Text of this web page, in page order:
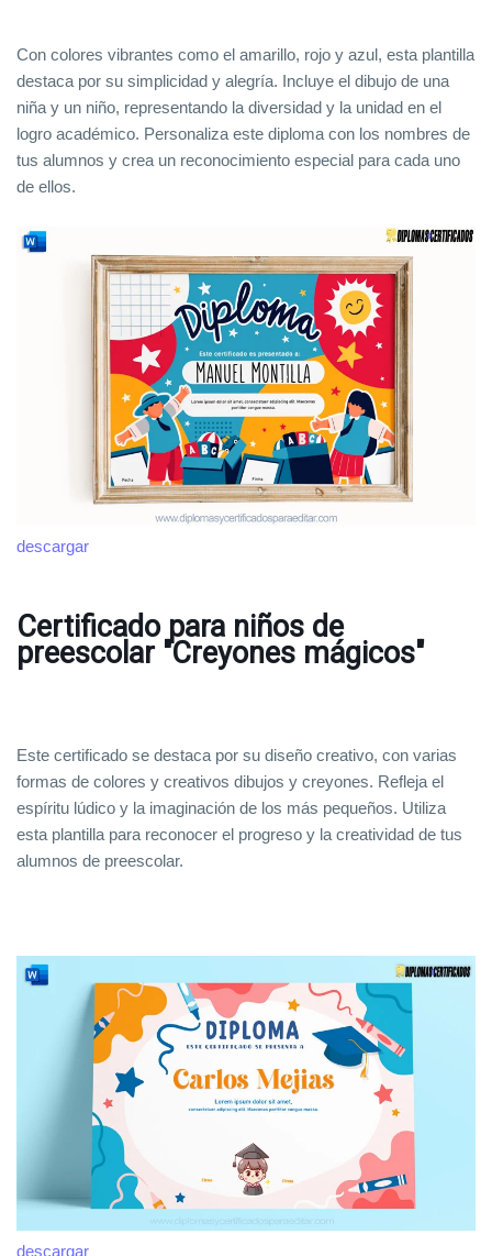
Con colores vibrantes como el amarillo, rojo y azul, esta plantilla
destaca por su simplicidad y alegría. Incluye el dibujo de una
niña y un niño, representando la diversidad y la unidad en el
logro académico. Personaliza este diploma con los nombres de
tus alumnos y crea un reconocimiento especial para cada uno
de ellos.
descargar
Certificado para niños de
preescolar "Creyones mágicos"
Este certificado se destaca por su diseño creativo, con varias
formas de colores y creativos dibujos y creyones. Refleja el
espíritu lúdico y la imaginación de los más pequeños. Utiliza
esta plantilla para reconocer el progreso y la creatividad de tus
alumnos de preescolar.
descargar